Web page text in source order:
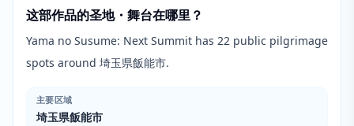
这部作品的圣地・舞台在哪里？
Yama no Susume: Next Summit has 22 public pilgrimage
spots around 埼玉県飯能市.
主要区域
埼玉県飯能市